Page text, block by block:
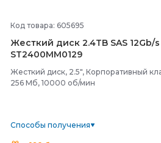
Код товара: 605695
Жесткий диск 2.4TB SAS 12Gb/
ST2400MM0129
Жесткий диск, 2.5", Корпоративный
256 Мб, 10000 об/мин
Способы получения